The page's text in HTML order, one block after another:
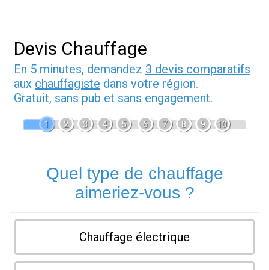
Devis Chauffage
En 5 minutes, demandez 3 devis comparatifs
aux chauffagiste dans votre région.
Gratuit, sans pub et sans engagement.
1 2 3 4 5 6 7 8 9 10
Quel type de chauffage
aimeriez-vous ?
Chauffage électrique